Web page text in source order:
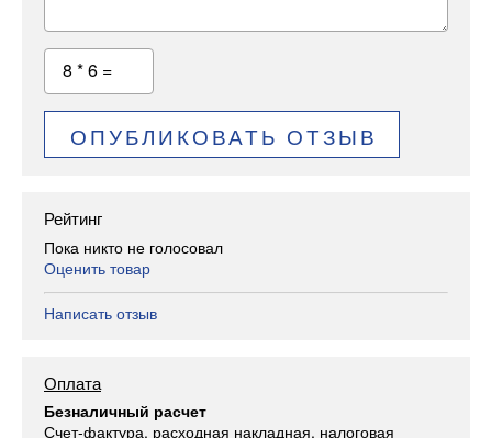
8 * 6 =
ОПУБЛИКОВАТЬ ОТЗЫВ
Рейтинг
Пока никто не голосовал
Оценить товар
Написать отзыв
Оплата
Безналичный расчет
Счет-фактура, расходная накладная, налоговая